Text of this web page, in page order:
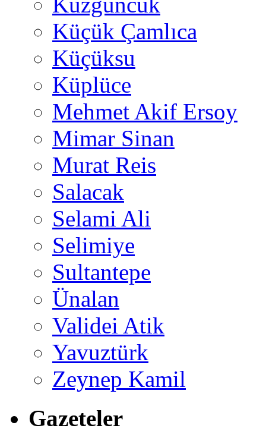
Küçük Çamlıca
Küçüksu
Küplüce
Mehmet Akif Ersoy
Mimar Sinan
Murat Reis
Salacak
Selami Ali
Selimiye
Sultantepe
Ünalan
Validei Atik
Yavuztürk
Zeynep Kamil
Gazeteler